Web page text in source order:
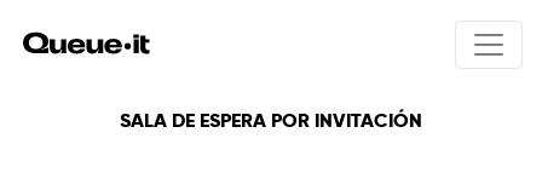
SALA DE ESPERA POR INVITACIÓN